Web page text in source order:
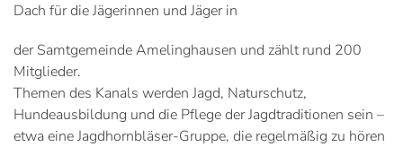
Dach für die Jägerinnen und Jäger in
der Samtgemeinde Amelinghausen und zählt rund 200
Mitglieder.
Themen des Kanals werden Jagd, Naturschutz,
Hundeausbildung und die Pflege der Jagdtraditionen sein –
etwa eine Jagdhornbläser-Gruppe, die regelmäßig zu hören